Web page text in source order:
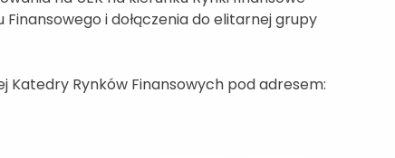
i dołączenia do elitarnej grupy
Rynków Finansowych pod adresem: